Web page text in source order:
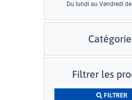
Du lundi au Vendredi
Filtrer les
FILTRER